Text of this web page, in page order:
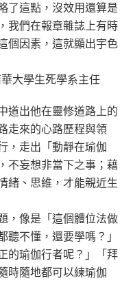
了這點，沒效用還算是
我們在報章雜誌上有時
個因素，這就顯出宇色
大學生死學系主任
道出他在靈修道路上的
走來的心路歷程與領
，走出「動靜在瑜伽
不妄想非當下之事；藉
緒、思維，才能親近生
，像是「這個體位法做
不懂，還要學嗎？」
的瑜伽行者呢？」「拜
時隨地都可以練瑜伽